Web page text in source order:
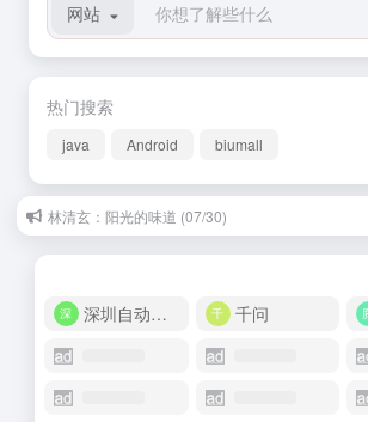
网站
热门搜索
java Android biumall
林清玄：阳光的味道 (07/30)
深圳自动化商城
千问